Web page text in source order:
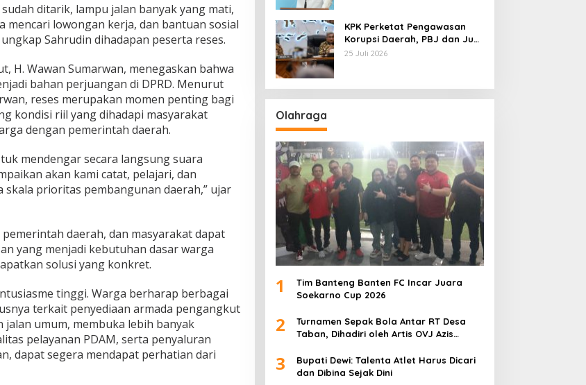
ditarik, lampu jalan banyak yang mati,
mencari lowongan kerja, dan bantuan sosial
Sahrudin dihadapan peserta reses.
H. Wawan Sumarwan, menegaskan bahwa
bahan perjuangan di DPRD. Menurut
reses merupakan momen penting bagi
kondisi riil yang dihadapi masyarakat
dengan pemerintah daerah.
mendengar secara langsung suara
akan kami catat, pelajari, dan
prioritas pembangunan daerah,” ujar
daerah, dan masyarakat dapat
yang menjadi kebutuhan dasar warga
solusi yang konkret.
tinggi. Warga berharap berbagai
terkait penyediaan armada pengangkut
umum, membuka lebih banyak
pelayanan PDAM, serta penyaluran
dapat segera mendapat perhatian dari
KPK Perketat Pengawasan
Korupsi Daerah, PBJ dan Jual
Beli Jabatan Jadi Target
25 Juli 2026
Olahraga
1
Tim Banteng Banten FC Incar Juara
Soekarno Cup 2026
2
Turnamen Sepak Bola Antar RT Desa
Taban, Dihadiri oleh Artis OVJ Azis
3
Bupati Dewi: Talenta Atlet Harus Dicari
dan Dibina Sejak Dini